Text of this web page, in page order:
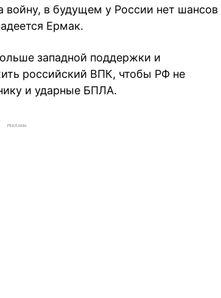
в будущем у России нет шансов
Ермак.
западной поддержки и
российский ВПК, чтобы РФ не
и ударные БПЛА.
РЕКЛАМА